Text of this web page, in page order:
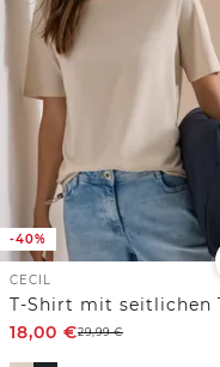
-40%
CECIL
18,00 €29,99€